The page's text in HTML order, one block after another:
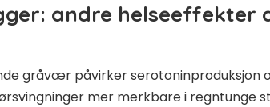
andre helseeffekter
gråvær påvirker serotoninproduksjon
mer merkbare i regntunge